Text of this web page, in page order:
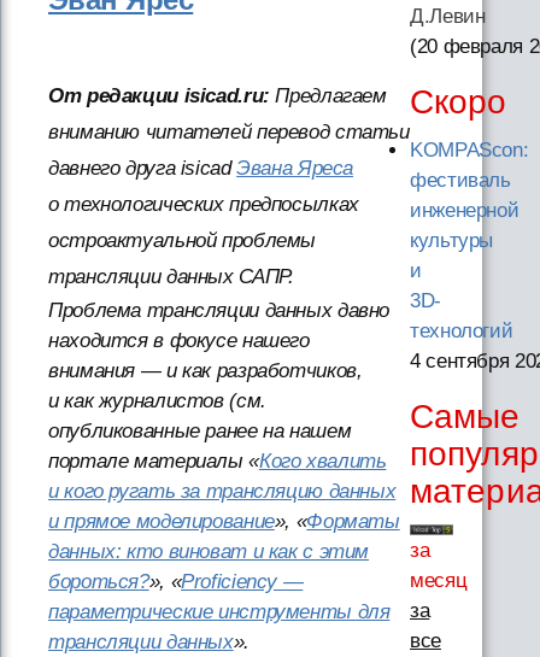
От редакции isicad.ru: Предлагаем
вниманию читателей перевод статьи
давнего друга isicadЭвана Яреса
о технологических предпосылках
остроактуальной проблемы
трансляции данных САПР.
Проблема трансляции данных давно
находится в фокусе нашего
внимания — и как разработчиков,
и как журналистов (см.
опубликованные ранее на нашем
портале материалы «Кого хвалить
и кого ругать за трансляцию данных
и прямое моделирование», «Форматы
данных: кто виноват и как с этим
бороться?», «Proficiency —
параметрические инструменты для
трансляции данных».
Д.Левин
(20 февраля
Скоро
KOMPAScon:
фестиваль
инженерной
культуры
и
3D-
технологий
4 сентября
Самые
за
месяц
за
все